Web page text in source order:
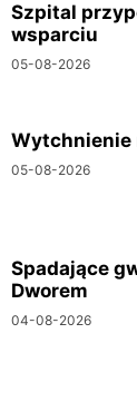
Szpital
wsparciu
05-08-2026
Wytchnienie
05-08-2026
Spadające
Dworem
04-08-2026